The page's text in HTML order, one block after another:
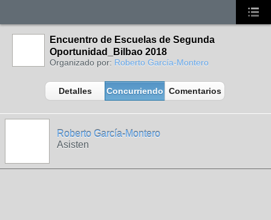
Encuentro de Escuelas de Segunda
Oportunidad_Bilbao 2018
Organizado por: Roberto García-Montero
Detalles Concurriendo Comentarios
Roberto García-Montero
Asisten